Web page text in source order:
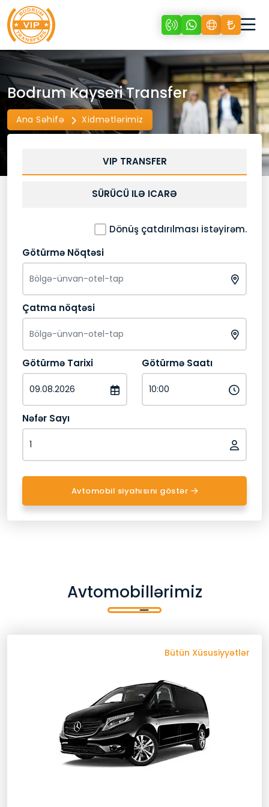
Bodrum Kayseri Transfer
Ana Səhifə Xidmətlərimiz
VIP TRANSFER
SÜRÜCÜ ILƏ ICARƏ
Dönüş çatdırılması istəyirəm.
Götürmə Nöqtəsi
Çatma nöqtəsi
Götürmə Tarixi Götürmə Saatı
Nəfər Sayı
Avtomobil siyahısını göstər
Avtomobillərimiz
Bütün Xüsusiyyətlər
Avtomobilin Xüsusiyyətləri
6 Baqaj
24/7 Müştəri Xidmətləri
Bluetooth
Dezinfeksiya
Gizli Xərclər Yoxdur
Köçürmə Zəmanəti
Peşəkar Sürücü
Pulsuz Sərnişin Siğortasi
Qapıdan Qapıya
Signage Xoş Gəlmisiniz